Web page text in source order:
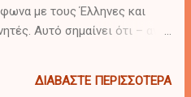
με τους Έλληνες και
Αυτό σημαίνει ότι – αν
το αρχαιότερο απολίθωμα
ΔΙΑΒΆΣΤΕ ΠΕΡΙΣΣΌΤΕΡΑ